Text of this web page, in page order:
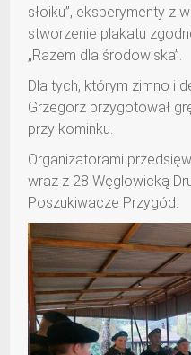
słoiku”, eksperymenty z
stworzenie plakatu
„Razem dla środowiska”.
Dla tych, którym zimno i
Grzegorz przygotował
przy kominku.
Organizatorami
wraz z 28 Węglowicką
Poszukiwacze Przygód.